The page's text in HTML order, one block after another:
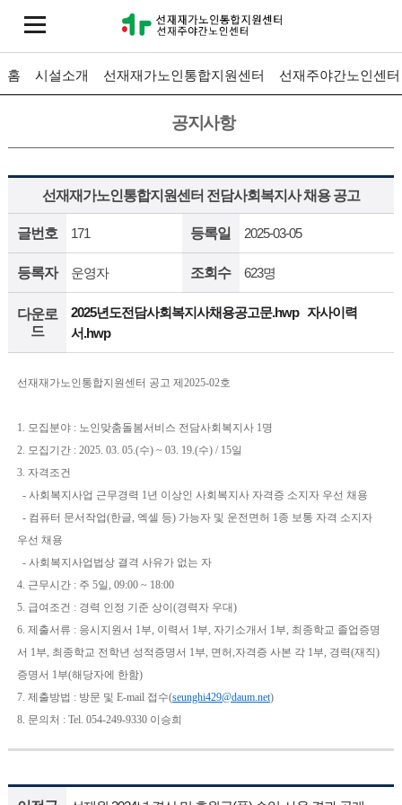
홈 시설소개 선재재가노인통합지원센터 선재주야간노인센터
공지사항
선재재가노인통합지원센터 전담사회복지사 채용 공고
글번호 171 등록일 2025-03-05
등록자 운영자 조회수 623명
다운로
드
2025년도전담사회복지사채용공고문.hwp 자사이력
서.hwp
선재재가노인통합지원센터 공고 제2025-02호
1. 모집분야 : 노인맞춤돌봄서비스 전담사회복지사 1명
2. 모집기간 : 2025. 03. 05.(수) ~ 03. 19.(수) / 15일
3. 자격조건
- 사회복지사업 근무경력 1년 이상인 사회복지사 자격증 소지자 우선 채용
- 컴퓨터 문서작업(한글, 엑셀 등) 가능자 및 운전면허 1종 보통 자격 소지자
우선 채용
- 사회복지사업법상 결격 사유가 없는 자
4. 근무시간 : 주 5일, 09:00 ~ 18:00
5. 급여조건 : 경력 인정 기준 상이(경력자 우대)
6. 제출서류 : 응시지원서 1부, 이력서 1부, 자기소개서 1부, 최종학교 졸업증명
서 1부, 최종학교 전학년 성적증명서 1부, 면허,자격증 사본 각 1부, 경력(재직)
증명서 1부(해당자에 한함)
7. 제출방법 : 방문 및 E-mail 접수(seunghi429@daum.net)
8. 문의처 : Tel. 054-249-9330 이승희